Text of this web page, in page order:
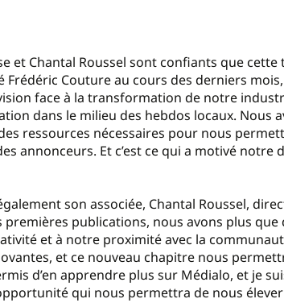
et Chantal Roussel sont confiants que
Frédéric Couture au cours des derniers
face à la transformation de notre
dans le milieu des hebdos locaux. Nous
ressources nécessaires pour nous
annonceurs. Et c’est ce qui a motivé
son associée, Chantal Roussel,
publications, nous avons plus que
et à notre proximité avec la
et ce nouveau chapitre nous
d’en apprendre plus sur Médialo, et je
qui nous permettra de nous